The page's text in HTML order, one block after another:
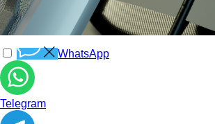
WhatsApp
Telegram